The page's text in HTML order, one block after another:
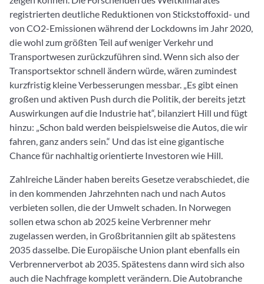
registrierten deutliche Reduktionen von Stickstoffoxid- und
von CO2-Emissionen während der Lockdowns im Jahr 2020,
die wohl zum größten Teil auf weniger Verkehr und
Transportwesen zurückzuführen sind. Wenn sich also der
Transportsektor schnell ändern würde, wären zumindest
kurzfristig kleine Verbesserungen messbar. „Es gibt einen
großen und aktiven Push durch die Politik, der bereits jetzt
Auswirkungen auf die Industrie hat“, bilanziert Hill und fügt
hinzu: „Schon bald werden beispielsweise die Autos, die wir
fahren, ganz anders sein.“ Und das ist eine gigantische
Chance für nachhaltig orientierte Investoren wie Hill.
Zahlreiche Länder haben bereits Gesetze verabschiedet, die
in den kommenden Jahrzehnten nach und nach Autos
verbieten sollen, die der Umwelt schaden. In Norwegen
sollen etwa schon ab 2025 keine Verbrenner mehr
zugelassen werden, in Großbritannien gilt ab spätestens
2035 dasselbe. Die Europäische Union plant ebenfalls ein
Verbrennerverbot ab 2035. Spätestens dann wird sich also
auch die Nachfrage komplett verändern. Die Autobranche